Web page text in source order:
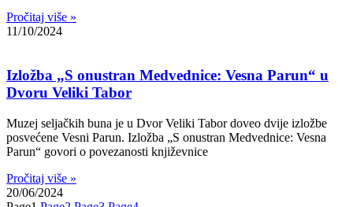
Pročitaj više »
11/10/2024
Izložba „S onustran Medvednice: Vesna Parun“ u
Dvoru Veliki Tabor
Muzej seljačkih buna je u Dvor Veliki Tabor doveo dvije izložbe
posvećene Vesni Parun. Izložba „S onustran Medvednice: Vesna
Parun“ govori o povezanosti književnice
Pročitaj više »
20/06/2024